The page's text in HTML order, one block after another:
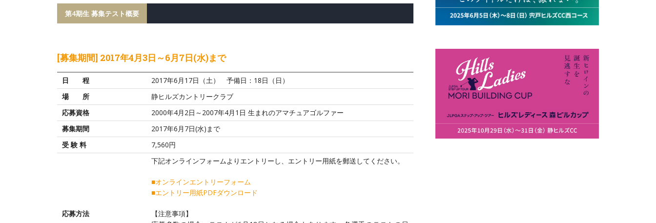
第4期生 募集テスト概要
[募集期間] 2017年4月3日～6月7日(水)まで
日 程
2017年6月17日（土） 予備日：18日（日）
場 所
静ヒルズカントリークラブ
応募資格
2000年4月2日～2007年4月1日 生まれのアマチュアゴルファー
募集期間
2017年6月7日(水)まで
受 験 料
7,560円
応募方法
下記オンラインフォームよりエントリーし、エントリー用紙を郵送してください。
■オンラインエントリーフォーム
■エントリー用紙PDFダウンロード
【注意事項】